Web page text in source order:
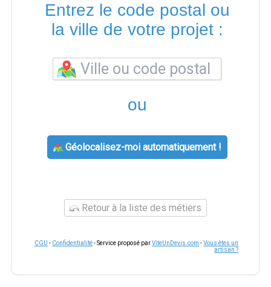
Entrez le code postal ou
la ville de votre projet :
ou
Géolocalisez-moi automatiquement !
Retour à la liste des métiers
CGU - Confidentialité- Service proposé parViteUnDevis.com -Vous êtes un
artisan ?